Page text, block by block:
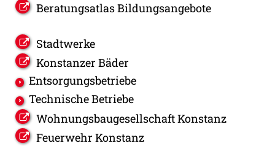
Beratungsatlas Bildungsangebote
Stadtwerke
Konstanzer Bäder
Entsorgungsbetriebe
Technische Betriebe
Wohnungsbaugesellschaft Konstanz
Feuerwehr Konstanz